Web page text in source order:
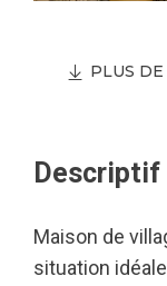
PLUS
Descriptif
Maison de
situation